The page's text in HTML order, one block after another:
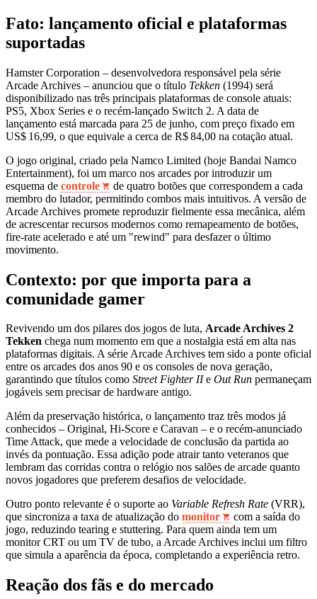
Fato: lançamento oficial e plataformas
suportadas
Hamster Corporation – desenvolvedora responsável pela série
Arcade Archives – anunciou que o título Tekken (1994) será
disponibilizado nas três principais plataformas de console atuais:
PS5, Xbox Series e o recém‑lançado Switch 2. A data de
lançamento está marcada para 25 de junho, com preço fixado em
US$ 16,99, o que equivale a cerca de R$ 84,00 na cotação atual.
O jogo original, criado pela Namco Limited (hoje Bandai Namco
Entertainment), foi um marco nos arcades por introduzir um
esquema de controle
de quatro botões que correspondem a cada
membro do lutador, permitindo combos mais intuitivos. A versão de
Arcade Archives promete reproduzir fielmente essa mecânica, além
de acrescentar recursos modernos como remapeamento de botões,
fire‑rate acelerado e até um "rewind" para desfazer o último
movimento.
Contexto: por que importa para a
comunidade gamer
Revivendo um dos pilares dos jogos de luta, Arcade Archives 2
Tekken chega num momento em que a nostalgia está em alta nas
plataformas digitais. A série Arcade Archives tem sido a ponte oficial
entre os arcades dos anos 90 e os consoles de nova geração,
garantindo que títulos como Street Fighter IIe Out Run permaneçam
jogáveis sem precisar de hardware antigo.
Além da preservação histórica, o lançamento traz três modos já
conhecidos – Original, Hi‑Score e Caravan – e o recém‑anunciado
Time Attack, que mede a velocidade de conclusão da partida ao
invés da pontuação. Essa adição pode atrair tanto veteranos que
lembram das corridas contra o relógio nos salões de arcade quanto
novos jogadores que preferem desafios de velocidade.
Outro ponto relevante é o suporte ao Variable Refresh Rate (VRR),
que sincroniza a taxa de atualização do monitor
com a saída do
jogo, reduzindo tearing e stuttering. Para quem ainda tem um
monitor CRT ou um TV de tubo, a Arcade Archives inclui um filtro
que simula a aparência da época, completando a experiência retro.
Reação dos fãs e do mercado